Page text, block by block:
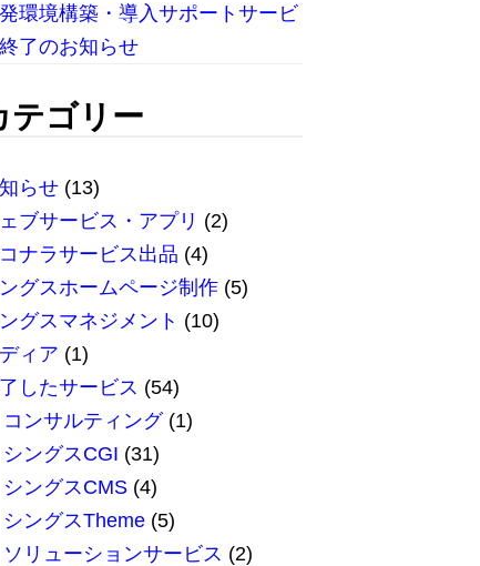
環境構築・導入サポートサービ
了のお知らせ
テゴリー
らせ (13)
ブサービス・アプリ (2)
ナラサービス出品 (4)
グスホームページ制作 (5)
グスマネジメント (10)
ィア (1)
したサービス (54)
コンサルティング(1)
シングスCGI (31)
シングスCMS(4)
シングスTheme(5)
ソリューションサービス (2)